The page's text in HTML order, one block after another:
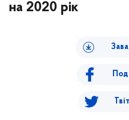
на 2020 рік